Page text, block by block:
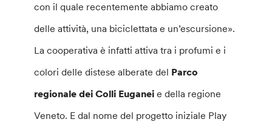
con il quale recentemente abbiamo creato
delle attività, una biciclettata e un’escursione».
La cooperativa è infatti attiva tra i profumi e i
colori delle distese alberate del Parco
regionale dei Colli Euganei e della regione
Veneto. E dal nome del progetto iniziale Play